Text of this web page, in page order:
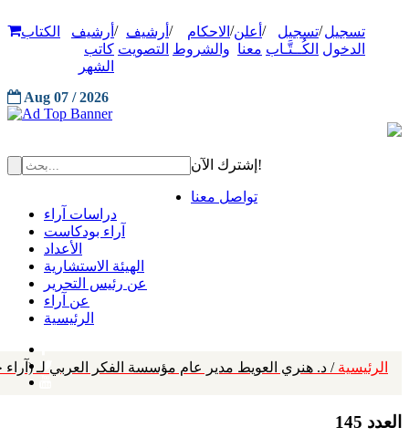
تسجيل
الدخول
/تسجيل
الكُــتَّـاب
/ أعلن
معنا
/ الاحكام
والشروط
/ أرشيف
التصويت
/ أرشيف
كاتب
الشهر
الكتاب
Aug 07 / 2026
إشترك الآن!
تواصل معنا
دراسات آراء
آراء بودكاست
الأعداد
الهيئة الاستشارية
عن رئيس التحرير
عن آراء
الرئيسية
الرئيسية / د. هنري العويط مدير عام مؤسسة الفكر العربي لـ (آراء حول الخليج): "فكر 17" ركز على ثلاثة محاور ..
العدد 145